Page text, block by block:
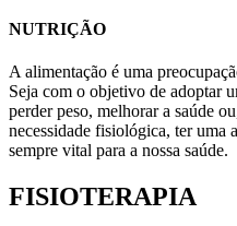
NUTRIÇÃO
A alimentação é uma
Seja com o objetivo de adoptar
perder peso, melhorar a saúde
necessidade fisiológica, ter uma
sempre vital para a nossa saúde.
FISIOTERAPIA